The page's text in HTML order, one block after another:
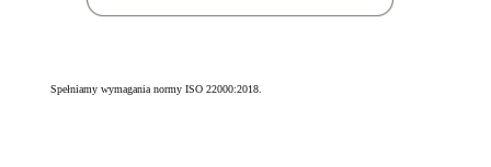
Spełniamy wymagania normy ISO 22000:2018.